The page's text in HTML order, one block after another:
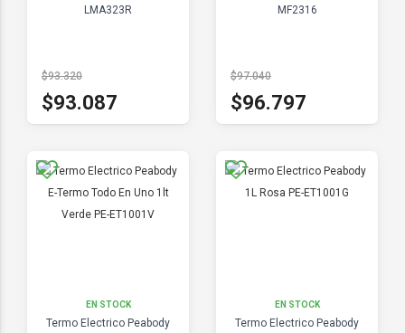
LMA323R
$93.320
$93.087
MF2316
$97.040
$96.797
EN STOCK
Termo Electrico Peabody
EN STOCK
Termo Electrico Peabody